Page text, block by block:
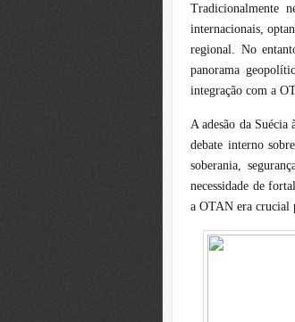
Tradicionalmente
internacionais,
regional. No
panorama
integração com a
A adesão da
debate interno
soberania,
necessidade de
a OTAN era crucial